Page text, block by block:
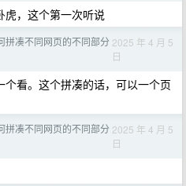
虎，这个第一次听说
拼凑不同网页的不同部分 2025 年 4 月 5
日
看。这个拼凑的话，可以一个页
拼凑不同网页的不同部分 2025 年 4 月 5
日